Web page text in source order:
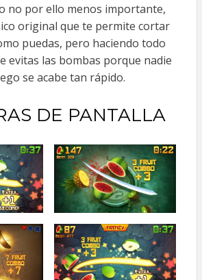
no por ello menos importante,
original que te permite cortar
puedas, pero haciendo todo
evitas las bombas porque nadie
se acabe tan rápido.
DE PANTALLA